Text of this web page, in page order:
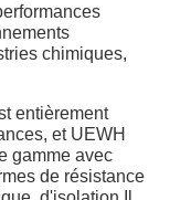
chimiques,
entièrement
et UEWH
gamme avec
de résistance